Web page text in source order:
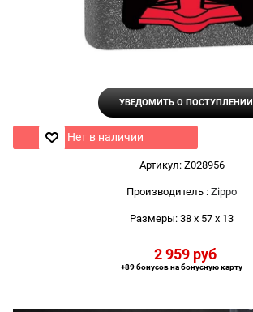
УВЕДОМИТЬ О ПОСТУПЛЕНИИ
Нет в наличии
Артикул: Z028956
Производитель : Zippo
Размеры: 38 x 57 x 13
2 959 руб
+89 бонусов на бонусную карту